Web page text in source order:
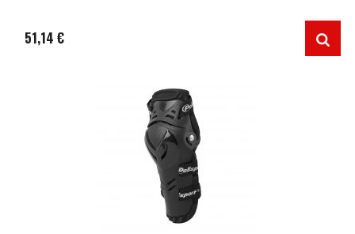
51,14 €